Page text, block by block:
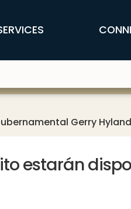
Gerry Hyland
estarán